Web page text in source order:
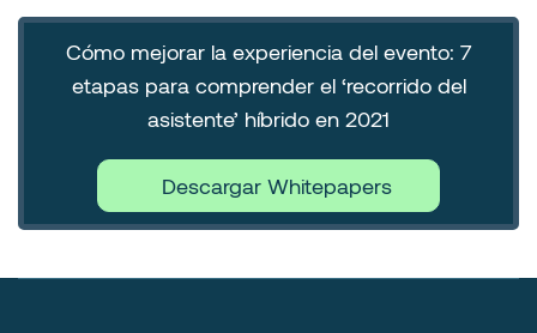
Cómo mejorar la experiencia del evento: 7
etapas para comprender el ‘recorrido del
asistente’ híbrido en 2021
Descargar Whitepapers